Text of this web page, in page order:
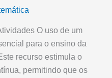
O uso de um
para o ensino da
recurso estimula o
permitindo que os